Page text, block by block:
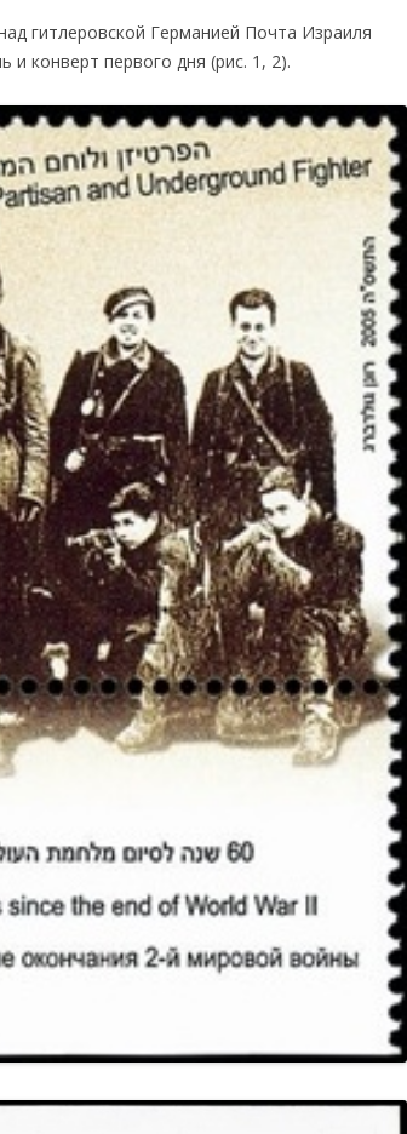
гитлеровской Германией Почта Израиля
конверт первого дня (рис. 1, 2).